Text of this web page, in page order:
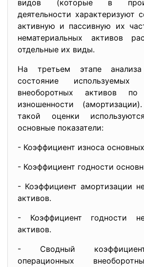
видов (которые в
деятельности характеризуют
активную и пассивную их
нематериальных активов
отдельные их виды.
На третьем этапе анализа
состояние используемых
внеоборотных активов
изношенности
такой оценки
основные показатели:
- Коэффициент износа
- Коэффициент годности
- Коэффициент амортизации
активов.
- Коэффициент годности
активов.
- Сводный
операционных